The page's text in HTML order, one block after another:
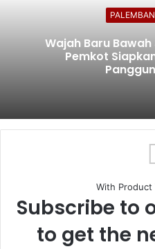
Wajah Baru
Pemkot
With Product
Subscribe to
to get the